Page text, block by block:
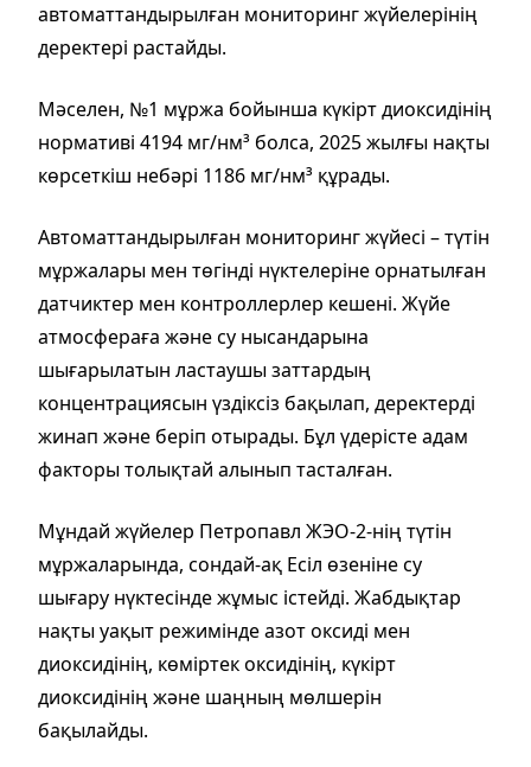
автоматтандырылған мониторинг жүйелерінің
деректері растайды.
Мәселен, №1 мұржа бойынша күкірт диоксидінің
нормативі 4194 мг/нм³ болса, 2025 жылғы нақты
көрсеткіш небәрі 1186 мг/нм³ құрады.
Автоматтандырылған мониторинг жүйесі – түтін
мұржалары мен төгінді нүктелеріне орнатылған
датчиктер мен контроллерлер кешені. Жүйе
атмосфераға және су нысандарына
шығарылатын ластаушы заттардың
концентрациясын үздіксіз бақылап, деректерді
жинап және беріп отырады. Бұл үдерісте адам
факторы толықтай алынып тасталған.
Мұндай жүйелер Петропавл ЖЭО-2-нің түтін
мұржаларында, сондай-ақ Есіл өзеніне су
шығару нүктесінде жұмыс істейді. Жабдықтар
нақты уақыт режимінде азот оксиді мен
диоксидінің, көміртек оксидінің, күкірт
диоксидінің және шаңның мөлшерін
бақылайды.